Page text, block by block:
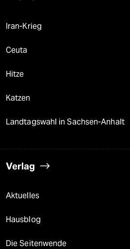
Iran-Krieg
Ceuta
Hitze
Katzen
Landtagswahl in Sachsen-Anhalt
Verlag
Aktuelles
Hausblog
Die Seitenwende